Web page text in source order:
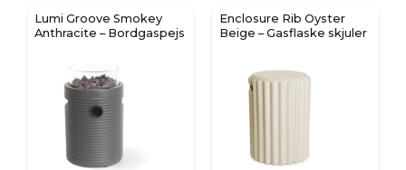
Lumi Groove Smokey
Anthracite – Bordgaspejs
Enclosure Rib Oyster
Beige – Gasflaske skjuler